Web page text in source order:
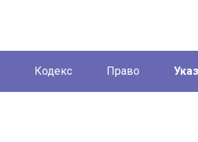
Кодекс Право Указ